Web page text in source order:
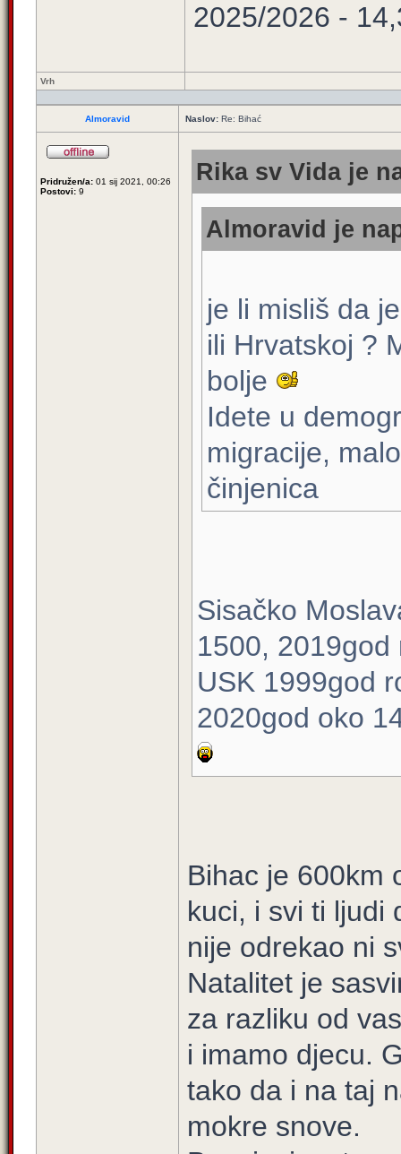
2025/2026 -
Vrh
Almoravid Naslov: Re: Bihać
Pridružen/a: 01 sij 2021, 00:26
Postovi: 9
Rika sv Vida je
Almoravid je
je li misliš da
ili Hrvatskoj ?
bolje
Idete u
migracije,
činjenica
Sisačko
1500,
USK 1999god
2020god oko
Bihac je 600km
kuci, i svi ti ljudi
nije odrekao ni
Natalitet je
za razliku od
i imamo djecu.
tako da i na taj
mokre snove.